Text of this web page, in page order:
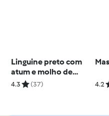
Linguine preto com
atum e molho de
laranja
4.3 (37) 4.2